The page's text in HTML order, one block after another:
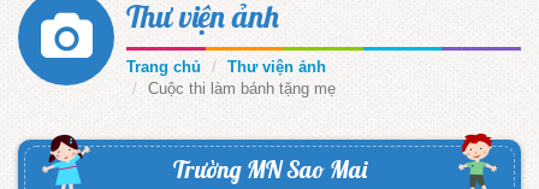
Thư viện ảnh
Trang chủ
Thư viện ảnh
Cuộc thi làm bánh tặng mẹ
Trường MN Sao Mai